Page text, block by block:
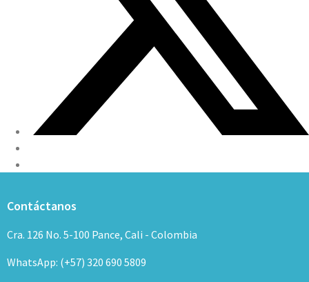
Contáctanos
Cra. 126 No. 5-100 Pance, Cali - Colombia
WhatsApp: (+57) 320 690 5809